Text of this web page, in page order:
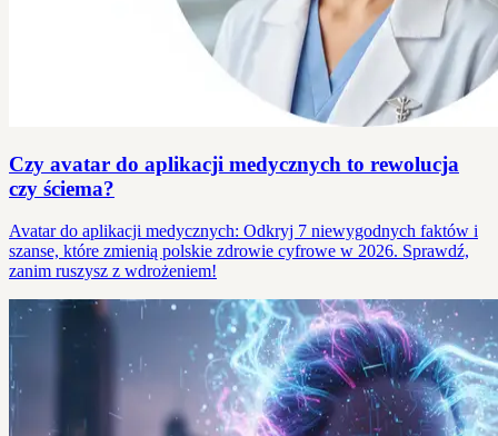
Czy avatar do aplikacji medycznych to rewolucja
czy ściema?
Avatar do aplikacji medycznych: Odkryj 7 niewygodnych faktów i
szanse, które zmienią polskie zdrowie cyfrowe w 2026. Sprawdź,
zanim ruszysz z wdrożeniem!